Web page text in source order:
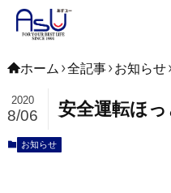
ホーム 全記事 お知らせ
安全運転ほっ
2020
8/06
お知らせ